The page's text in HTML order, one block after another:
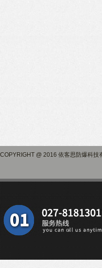
COPYRIGHT @ 2016 依客思防爆科